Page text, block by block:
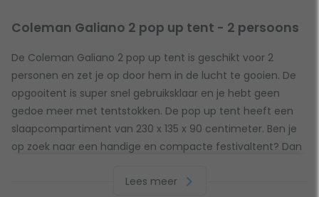
Coleman Galiano 2 pop up tent - 2 persoons
De Coleman Galiano 2 pop up tent is geschikt voor 2
personen en zet je op door hem in de lucht te gooien. De
opgooitent is super snel gebruiksklaar en je hebt geen
gedoe meer met tentstokken. De pop up tent heeft een
slaapcompartiment van 230 x 135 x 90 centimeter. Ben je
op zoek naar een handige en compacte festivaltent? Dan
Lees meer